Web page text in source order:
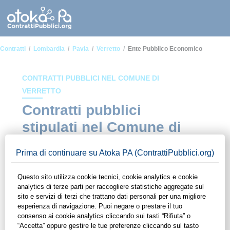
Contratti Lombardia Pavia Verretto Ente Pubblico Economico
CONTRATTI PUBBLICI NEL COMUNE DI
VERRETTO
Contratti pubblici
stipulati nel Comune di
pubblico economico
In questa sezione del sito di ContrattiPubblici.org potrai avere
ad alcuni dei contratti presenti nella piattaforma stipulati
all'interno del Comune di Verretto in ambito Ente pubblico
economico. Grazie alle funzionalità di ContrattiPubblici.org
potrai monitorare la scadenza dei contratti pubblici di tuo
interesse e programmare la tua attività commerciale con le